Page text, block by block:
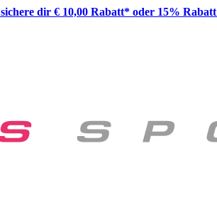
sichere dir € 10,00 Rabatt* oder 15%